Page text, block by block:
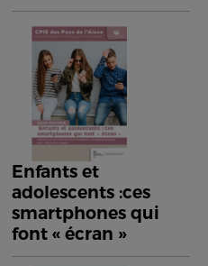
Enfants et
adolescents :ces
smartphones qui
font « écran »